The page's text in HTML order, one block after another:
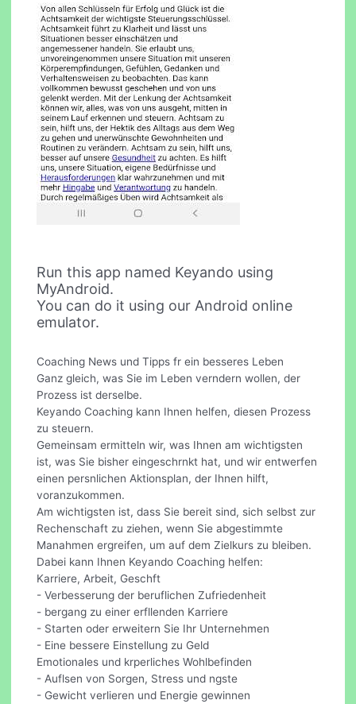
Run this app named Keyando using
MyAndroid.
You can do it using our Android online
emulator.
Coaching News und Tipps fr ein besseres Leben
Ganz gleich, was Sie im Leben verndern wollen, der
Prozess ist derselbe.
Keyando Coaching kann Ihnen helfen, diesen Prozess
zu steuern.
Gemeinsam ermitteln wir, was Ihnen am wichtigsten
ist, was Sie bisher eingeschrnkt hat, und wir entwerfen
einen persnlichen Aktionsplan, der Ihnen hilft,
voranzukommen.
Am wichtigsten ist, dass Sie bereit sind, sich selbst zur
Rechenschaft zu ziehen, wenn Sie abgestimmte
Manahmen ergreifen, um auf dem Zielkurs zu bleiben.
Dabei kann Ihnen Keyando Coaching helfen:
Karriere, Arbeit, Geschft
- Verbesserung der beruflichen Zufriedenheit
- bergang zu einer erfllenden Karriere
- Starten oder erweitern Sie Ihr Unternehmen
- Eine bessere Einstellung zu Geld
Emotionales und krperliches Wohlbefinden
- Auflsen von Sorgen, Stress und ngste
- Gewicht verlieren und Energie gewinnen